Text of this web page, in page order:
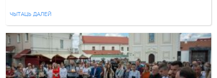
музыкант. Выступіў са сцэны на […]
ЧЫТАЦЬ ДАЛЕЙ